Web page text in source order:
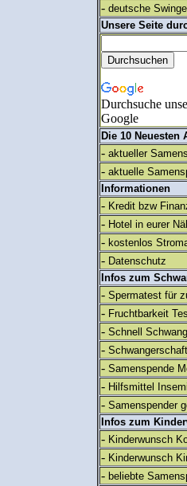
- deutsche
Unsere Seite
Durchsuche
Google
Die 10 Neuesten
- aktueller
- aktuelle
Informationen
- Kredit bzw
- Hotel in eurer
- kostenlos
- Datenschutz
Infos zum
- Spermatest für
- Fruchtbarkeit
- Schnell
-
- Samenspende
- Hilfsmittel
- Samenspender
Infos zum
- Kinderwunsch
- Kinderwunsch
- beliebte